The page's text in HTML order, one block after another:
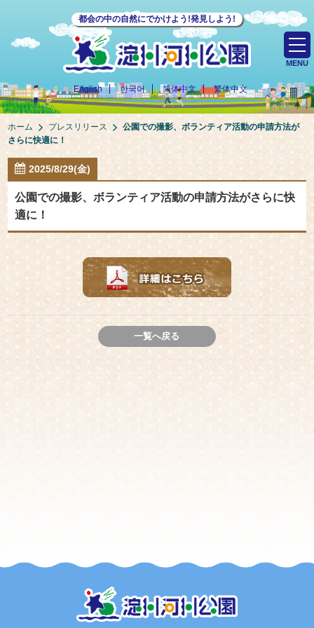
都会の中の自然にでかけよう!発見しよう!
English 한국어 简体中文 繁体中文
MENU
ホーム プレスリリース
公園での撮影、ボランティア活動の申請方法が
さらに快適に！
2025/8/29(金)
公園での撮影、ボランティア活動の申請方法がさらに快
適に！
一覧へ戻る